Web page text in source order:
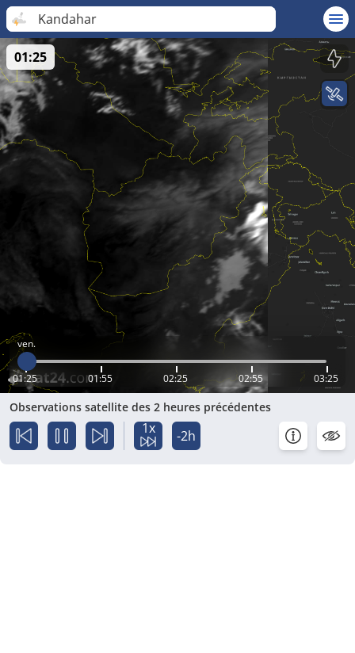
Kandahar
ven.
01:25 01:55 02:25 02:55 03:25
01:25
Observations satellite des 2 heures précédentes
1x -2h